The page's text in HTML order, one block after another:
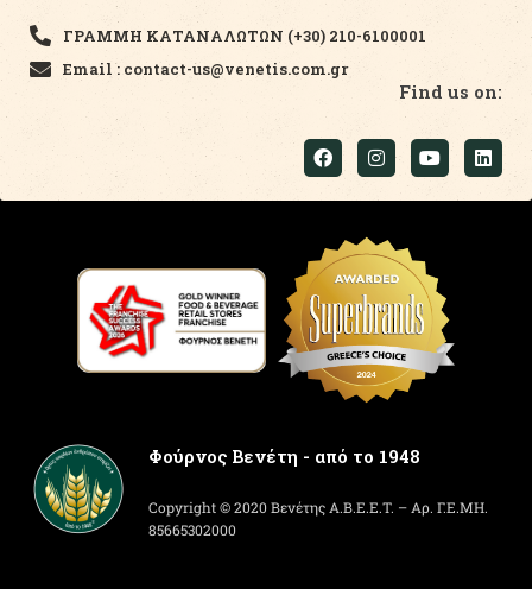
ΓΡΑΜΜΗ ΚΑΤΑΝΑΛΩΤΩΝ (+30) 210-6100001
Email : contact-us@venetis.com.gr
Find us on:
Φούρνος Βενέτη - από το 1948
Copyright © 2020 Βενέτης Α.Β.Ε.Ε.Τ. – Αρ. Γ.Ε.ΜΗ.
85665302000